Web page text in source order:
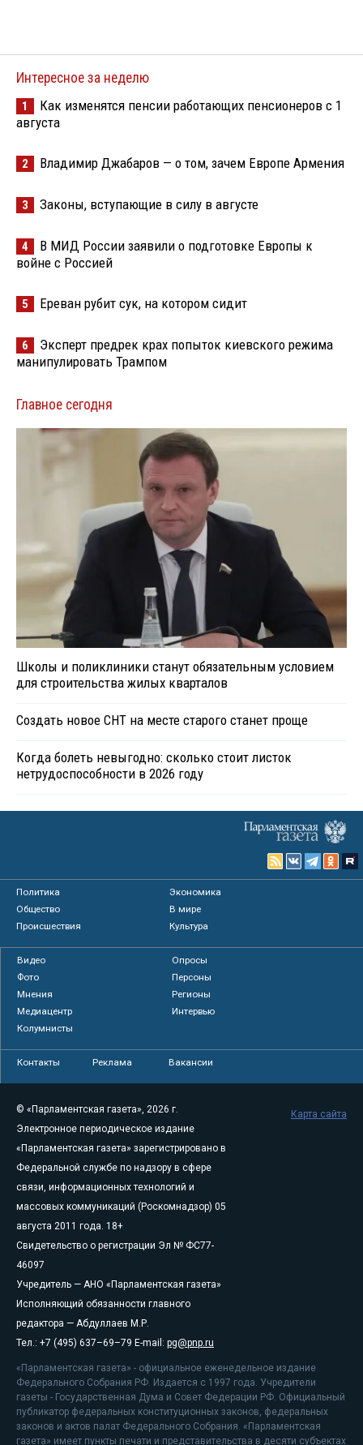
Интересное за неделю
1
Как изменятся пенсии работающих пенсионеров с 1
августа
2 Владимир Джабаров — о том, зачем Европе Армения
3 Законы, вступающие в силу в августе
4
В МИД России заявили о подготовке Европы к
войне с Россией
5 Ереван рубит сук, на котором сидит
6
Эксперт предрек крах попыток киевского режима
манипулировать Трампом
Главное сегодня
Школы и поликлиники станут обязательным условием
для строительства жилых кварталов
Создать новое СНТ на месте старого станет проще
Когда болеть невыгодно: сколько стоит листок
нетрудоспособности в 2026 году
Политика
Экономика
Общество
В мире
Происшествия
Культура
Видео
Опросы
Фото
Персоны
Мнения
Регионы
Медиацентр
Интервью
Колумнисты
Контакты Реклама Вакансии
© «Парламентская газета», 2026 г.
Электронное периодическое издание
«Парламентская газета» зарегистрировано в
Федеральной службе по надзору в сфере
связи, информационных технологий и
массовых коммуникаций (Роскомнадзор) 05
августа 2011 года. 18+
Свидетельство о регистрации Эл № ФС77-
46097
Учредитель — АНО «Парламентская газета»
Исполняющий обязанности главного
редактора — Абдуллаев М.Р.
Тел.: +7 (495) 637–69–79 E-mail: pg@pnp.ru
«Парламентская газета» - официальное еженедельное издание
Федерального Собрания РФ. Издается с 1997 года. Учредители
газеты - Государственная Дума и Совет Федерации РФ. Официальный
публикатор федеральных конституционных законов, федеральных
законов и актов палат Федерального Собрания. «Парламентская
газета» имеет пункты печати и представительства в десяти субъектах
Карта сайта